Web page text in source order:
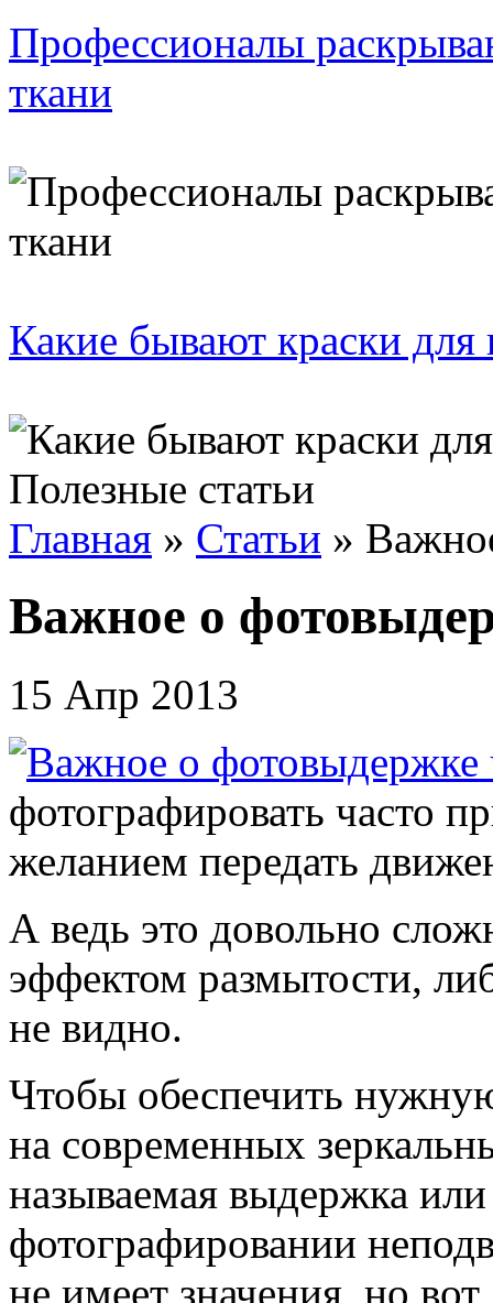
Профессионалы
ткани
Какие бывают краски для
Полезные статьи
Главная » Статьи »
Важное о
15 Апр 2013
фотографировать часто
желанием передать
А ведь это довольно
эффектом размытости,
не видно.
Чтобы обеспечить
на современных
называемая выдержка
фотографировании
не имеет значения, но